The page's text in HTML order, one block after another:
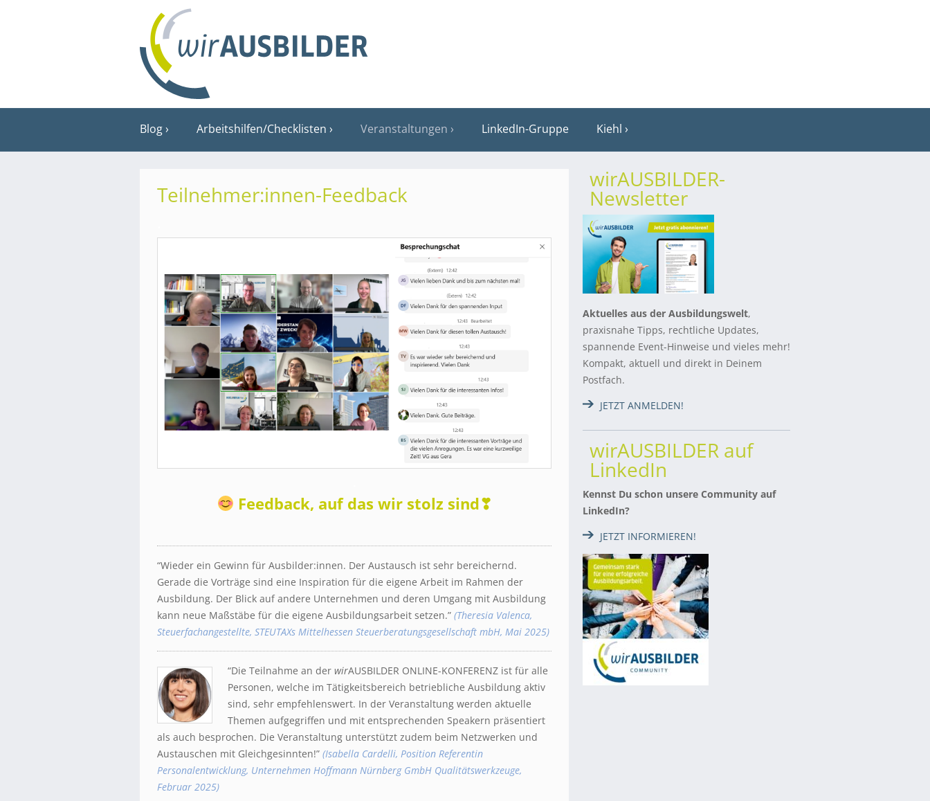
Blog Arbeitshilfen/Checklisten Veranstaltungen LinkedIn-Gruppe Kiehl
Teilnehmer:innen-Feedback
Feedback, auf das wir stolz sind❣
“Wieder ein Gewinn für Ausbilder:innen. Der Austausch ist sehr bereichernd.
Gerade die Vorträge sind eine Inspiration für die eigene Arbeit im Rahmen der
Ausbildung. Der Blick auf andere Unternehmen und deren Umgang mit Ausbildung
kann neue Maßstäbe für die eigene Ausbildungsarbeit setzen.” (Theresia Valenca,
Steuerfachangestellte, STEUTAXs Mittelhessen Steuerberatungsgesellschaft mbH, Mai 2025)
“Die Teilnahme an der wirAUSBILDER ONLINE-KONFERENZ ist für alle
Personen, welche im Tätigkeitsbereich betriebliche Ausbildung aktiv
sind, sehr empfehlenswert. In der Veranstaltung werden aktuelle
Themen aufgegriffen und mit entsprechenden Speakern präsentiert
als auch besprochen. Die Veranstaltung unterstützt zudem beim Netzwerken und
Austauschen mit Gleichgesinnten!” (Isabella Cardelli, Position Referentin
Personalentwicklung, Unternehmen Hoffmann Nürnberg GmbH Qualitätswerkzeuge,
Februar 2025)
wirAUSBILDER-
Newsletter
Aktuelles aus der Ausbildungswelt,
praxisnahe Tipps, rechtliche Updates,
spannende Event-Hinweise und vieles mehr!
Kompakt, aktuell und direkt in Deinem
Postfach.
JETZT ANMELDEN!
wirAUSBILDER auf
LinkedIn
Kennst Du schon unsere Community auf
LinkedIn?
JETZT INFORMIEREN!